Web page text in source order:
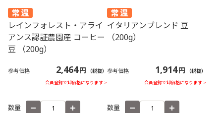
レインフォレスト・アライ
アンス認証農園産 コーヒー
豆 （200g）
参考価格 2,464円 （税抜）
会員登録で卸価格になります >
数量
イタリアンブレンド 豆
（200g）
参考価格 1,914円 （税抜）
会員登録で卸価格になります >
数量